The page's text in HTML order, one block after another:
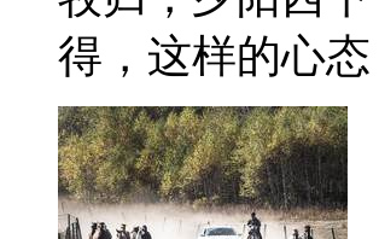
得，这样的心